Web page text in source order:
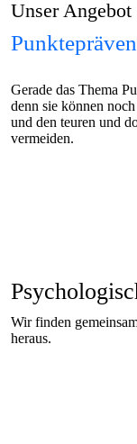
Unser Angebot
Gerade das Thema
denn sie können
und den teuren und
vermeiden.
Wir finden
heraus.